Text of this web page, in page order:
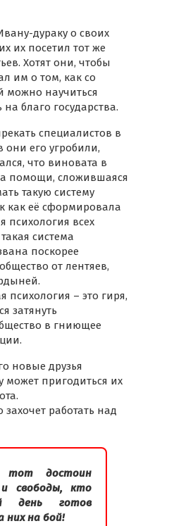
дураку о своих
их посетил тот же
Хотят они, чтобы
им о том, как со
можно научиться
на благо государства.
специалистов в
они его угробили,
что виновата в
помощи, сложившаяся
такую систему
как её сформировала
психология всех
система
поскорее
от лентяев,
психология – это гиря,
затянуть
в гниющее
новые друзья
может пригодиться их
работать над
тот достоин
свободы, кто
день готов
них на бой!